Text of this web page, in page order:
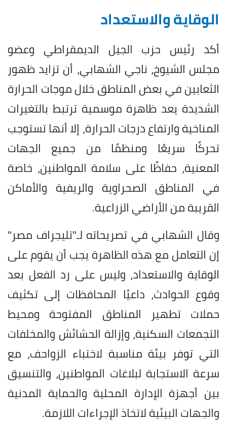
الوقاية والاستعداد
أكد رئيس حزب الجيل الديمقراطي وعضو
مجلس الشيوخ، ناجي الشهابي، أن تزايد ظهور
الثعابين في بعض المناطق خلال موجات الحرارة
الشديدة يعد ظاهرة موسمية ترتبط بالتغيرات
المناخية وارتفاع درجات الحرارة، إلا أنها تستوجب
تحركًا سريعًا ومنظمًا من جميع الجهات
المعنية، حفاظًا على سلامة المواطنين، خاصة
في المناطق الصحراوية والريفية والأماكن
القريبة من الأراضي الزراعية.
وقال الشهابي في تصريحاته لـ"تليجراف مصر"
إن التعامل مع هذه الظاهرة يجب أن يقوم على
الوقاية والاستعداد، وليس على رد الفعل بعد
وقوع الحوادث، داعيًا المحافظات إلى تكثيف
حملات تطهير المناطق المفتوحة ومحيط
التجمعات السكنية، وإزالة الحشائش والمخلفات
التي توفر بيئة مناسبة لاختباء الزواحف، مع
سرعة الاستجابة لبلاغات المواطنين، والتنسيق
بين أجهزة الإدارة المحلية والحماية المدنية
والجهات البيئية لاتخاذ الإجراءات اللازمة.